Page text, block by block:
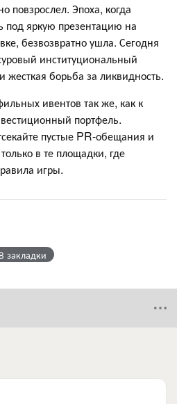
повзрослел. Эпоха, когда
под яркую презентацию на
безвозвратно ушла. Сегодня
институциональный
борьба за ликвидность.
ивентов так же, как к
портфель.
пустые PR-обещания и
в те площадки, где
игры.
В закладки